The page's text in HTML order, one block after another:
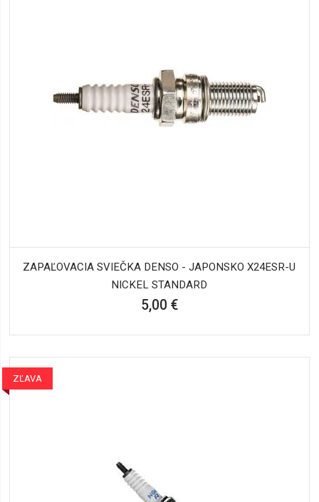
ZAPAĽOVACIA SVIEČKA DENSO - JAPONSKO X24ESR-U
NICKEL STANDARD
5,00 €
ZĽAVA